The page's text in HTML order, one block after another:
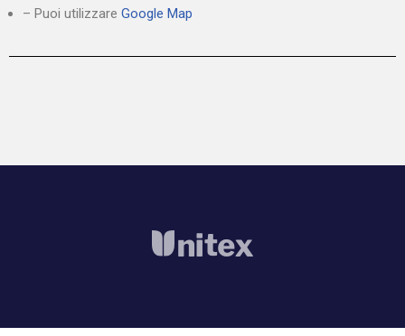
– Puoi utilizzare Google Map